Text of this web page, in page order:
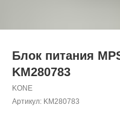
Блок питания
KM280783
KONE
Артикул: KM280783